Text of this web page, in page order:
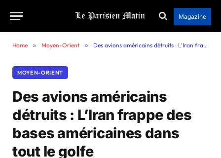
Magazine
Home » Moyen-Orient » Des avions américains détruits : L’Iran frappe des bases américaines dans tout le golfe
MOYEN-ORIENT
Des avions américains
détruits : L’Iran frappe des
bases américaines dans
tout le golfe